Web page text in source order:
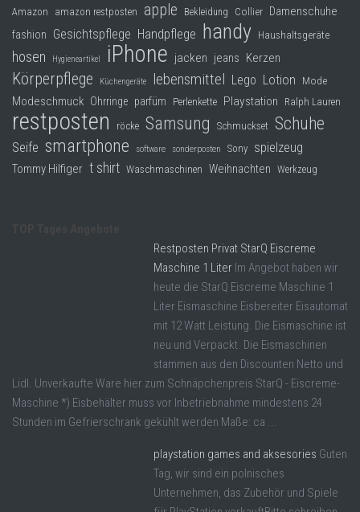
Amazon amazon restposten apple Bekleidung Collier Damenschuhe
fashion Gesichtspflege Handpflege handy Haushaltsgeräte
hosen Hygieneartikel iPhone jacken jeans Kerzen
Körperpflege Küchengeräte lebensmittel Lego Lotion Mode
Modeschmuck Ohrringe parfüm Perlenkette Playstation Ralph Lauren
restposten röcke Samsung Schmuckset Schuhe
Seife smartphone software sonderposten Sony spielzeug
Tommy Hilfiger t shirt Waschmaschinen Weihnachten Werkzeug
Restposten Privat StarQ Eiscreme
Maschine 1 Liter Im Angebot haben wir
heute die StarQ Eiscreme Maschine 1
Liter Eismaschine Eisbereiter Eisautomat
mit 12 Watt Leistung. Die Eismaschine ist
neu und Verpackt. Die Eismaschinen
stammen aus den Discounten Netto und
Lidl. Unverkaufte Ware hier zum Schnäpchenpreis StarQ - Eiscreme-
Maschine *) Eisbehälter muss vor Inbetriebnahme mindestens 24
Stunden im Gefrierschrank gekühlt werden Maße: ca ...
playstation games and aksesories Guten
Tag, wir sind ein polnisches
Unternehmen, das Zubehör und Spiele